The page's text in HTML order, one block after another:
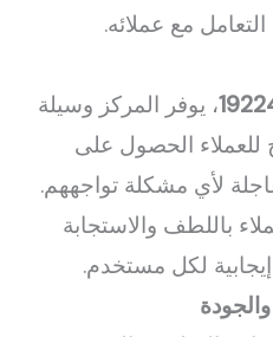
مع عملائه.
، يوفر المركز وسيلة
للعملاء الحصول على
لأي مشكلة تواجههم.
باللطف والاستجابة
لكل مستخدم.